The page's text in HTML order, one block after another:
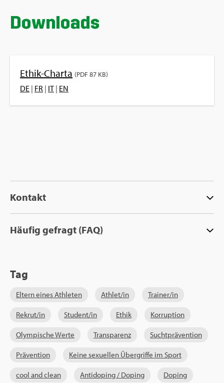
Kon­takt
Häu­fig ge­fragt (FAQ)
Tag
El­tern eines Ath­le­ten Ath­let/in Trai­ner/in
Re­krut/in Stu­dent/in Ethik Kor­rup­ti­on
Olym­pi­sche Werte Trans­pa­renz Sucht­prä­ven­ti­on
Prä­ven­ti­on Keine se­xu­el­len Über­grif­fe im Sport
cool and clean An­ti­do­ping / Do­ping Do­ping
Down­loads
Ethik-Char­ta (PDF 87 KB)
DE | FR | IT | EN